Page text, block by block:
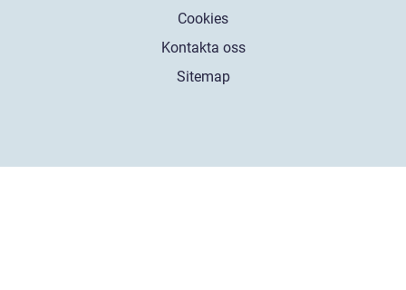
Cookies
Kontakta oss
Sitemap